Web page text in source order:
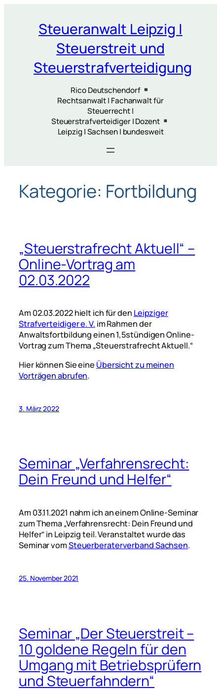
springenSteueranwalt Leipzig |
Steuerstreit und
Steuerstrafverteidigung
Rico Deutschendorf
Rechtsanwalt | Fachanwalt für
Steuerrecht |
Steuerstrafverteidiger | Dozent
Leipzig | Sachsen | bundesweit
Kategorie: Fortbildung
„Steuerstrafrecht Aktuell“ –
Online-Vortrag am
02.03.2022
Am 02.03.2022 hielt ich für den Leipziger
Strafverteidiger e. V. im Rahmen der
Anwaltsfortbildung einen 1,5stündigen Online-
Vortrag zum Thema „Steuerstrafrecht Aktuell.“
Hier können Sie eine Übersicht zu meinen
Vorträgen abrufen.
3. März 2022
Seminar „Verfahrensrecht:
Dein Freund und Helfer“
Am 03.11.2021 nahm ich an einem Online-Seminar
zum Thema „Verfahrensrecht: Dein Freund und
Helfer“ in Leipzig teil. Veranstaltet wurde das
Seminar vomSteuerberaterverband Sachsen.
25. November 2021
Seminar „Der Steuerstreit –
10 goldene Regeln für den
Umgang mit Betriebsprüfern
und Steuerfahndern“